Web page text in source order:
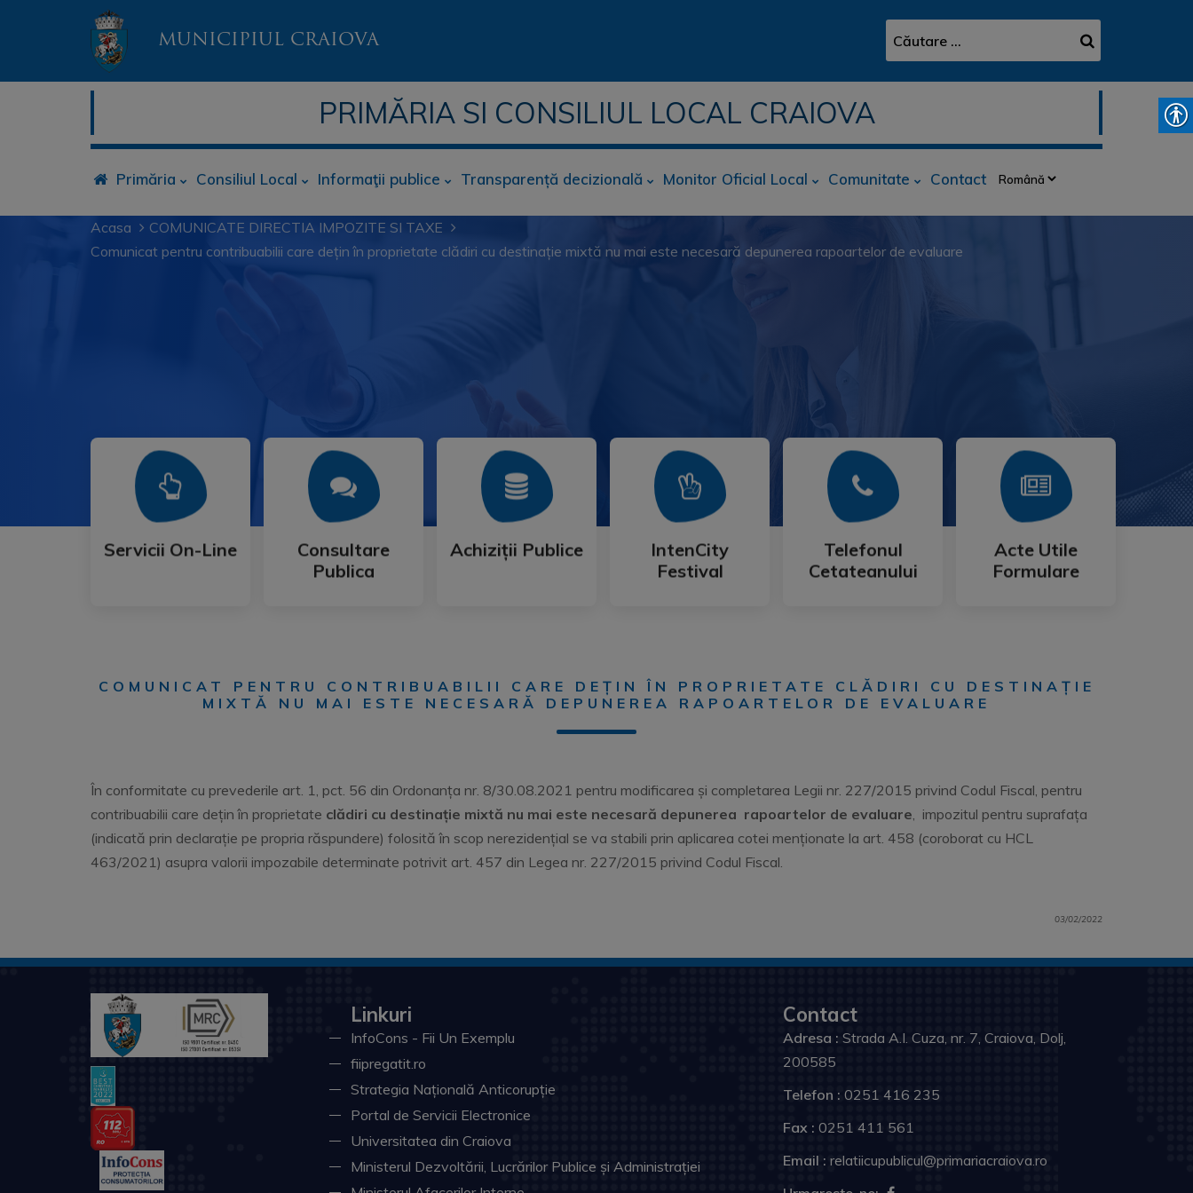
MUNICIPIUL CRAIOVA
PRIMĂRIA SI CONSILIUL LOCAL CRAIOVA
Primăria Consiliul Local Informaţii publice Transparență decizională Monitor Oficial Local Comunitate Contact
Acasa
COMUNICATE DIRECTIA IMPOZITE SI TAXE
Comunicat pentru contribuabilii care dețin în proprietate clădiri cu destinație mixtă nu mai este necesară depunerea rapoartelor de evaluare
Servicii On-Line
Servicii On-Line
Mai Mult
Consultare
Publica
Consultare
Publica
Mai Mult
Achiziții Publice
Achiziții Publice
Mai Mult
IntenCity
Festival
IntenCity
Festival
Mai Mult
Telefonul
Cetateanului
Telefonul
Cetateanului
Mai Mult
Acte Utile
Formulare
Acte Utile
Formulare
Mai Mult
COMUNICAT PENTRU CONTRIBUABILII CARE DEȚIN ÎN PROPRIETATE CLĂDIRI CU DESTINAȚIE
MIXTĂ NU MAI ESTE NECESARĂ DEPUNEREA RAPOARTELOR DE EVALUARE
În conformitate cu prevederile art. 1, pct. 56 din Ordonanța nr. 8/30.08.2021 pentru modificarea și completarea Legii nr. 227/2015 privind Codul Fiscal, pentru
contribuabilii care dețin în proprietate clădiri cu destinație mixtă nu mai este necesară depunerea rapoartelor de evaluare, impozitul pentru suprafața
(indicată prin declarație pe propria răspundere) folosită în scop nerezidențial se va stabili prin aplicarea cotei menționate la art. 458 (coroborat cu HCL
463/2021) asupra valorii impozabile determinate potrivit art. 457 din Legea nr. 227/2015 privind Codul Fiscal.
03/02/2022
Linkuri
InfoCons - Fii Un Exemplu
fiipregatit.ro
Strategia Națională Anticorupție
Portal de Servicii Electronice
Universitatea din Craiova
Ministerul Dezvoltării, Lucrărilor Publice și Administrației
Contact
Adresa : Strada A.I. Cuza, nr. 7, Craiova, Dolj,
200585
Telefon : 0251 416 235
Fax : 0251 411 561
Email : relatiicupublicul@primariacraiova.ro